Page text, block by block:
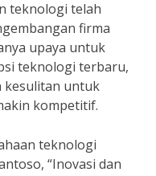
teknologi telah
firma
upaya untuk
teknologi terbaru,
kesulitan untuk
kompetitif.
teknologi
“Inovasi dan